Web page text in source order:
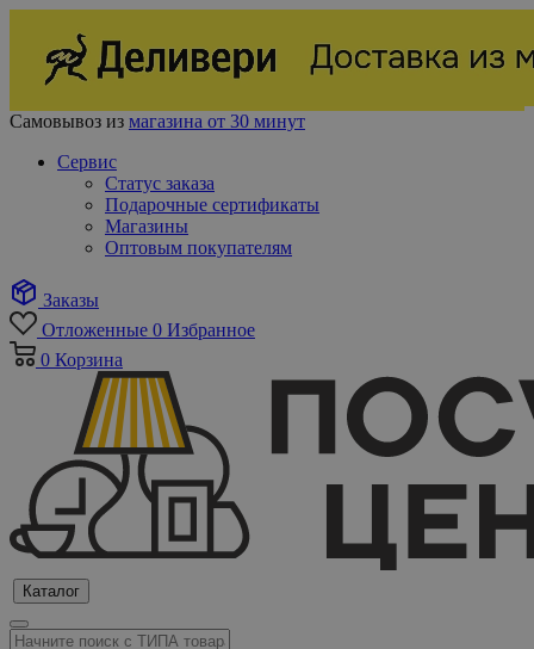
Самовывоз из магазина от 30 минут
Сервис
Статус заказа
Подарочные сертификаты
Магазины
Оптовым покупателям
Заказы
Отложенные 0 Избранное
0 Корзина
Каталог